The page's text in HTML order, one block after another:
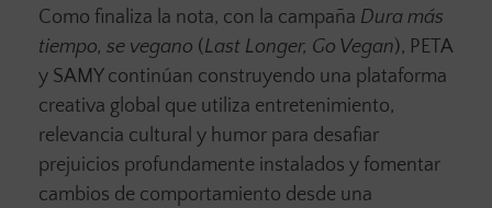
Como finaliza la nota, con la campaña Dura más
tiempo, se vegano (Last Longer, Go Vegan), PETA
y SAMY continúan construyendo una plataforma
creativa global que utiliza entretenimiento,
relevancia cultural y humor para desafiar
prejuicios profundamente instalados y fomentar
cambios de comportamiento desde una